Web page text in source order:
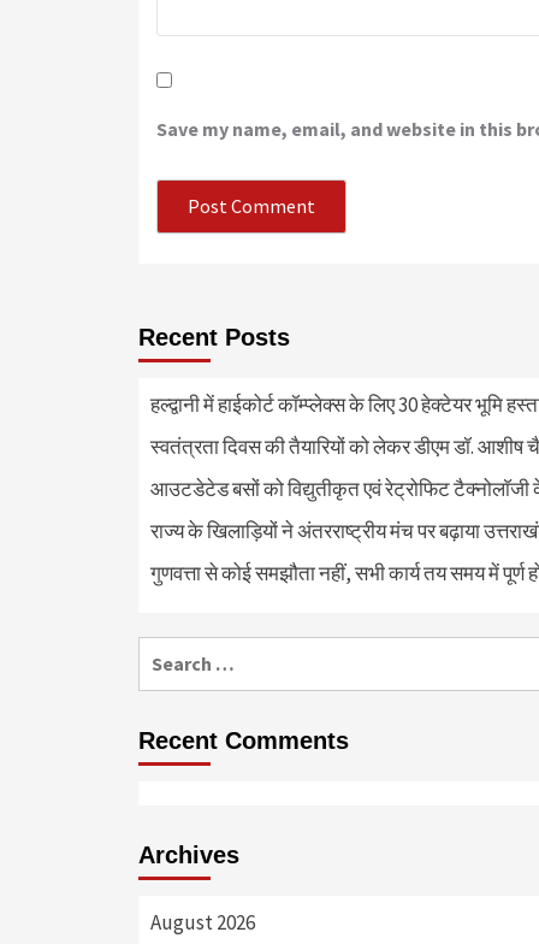
Save my name, email, and website in this
Recent Posts
हल्द्वानी में हाईकोर्ट कॉम्प्लेक्स के लिए 30 हेक्टेयर भूमि
स्वतंत्रता दिवस की तैयारियों को लेकर डीएम डॉ. आशीष
आउटडेटेड बसों को विद्युतीकृत एवं रेट्रोफिट टैक्नोलाॅजी
राज्य के खिलाड़ियों ने अंतरराष्ट्रीय मंच पर बढ़ाया
गुणवत्ता से कोई समझौता नहीं, सभी कार्य तय समय में पूर्ण
for:
Recent Comments
Archives
August 2026